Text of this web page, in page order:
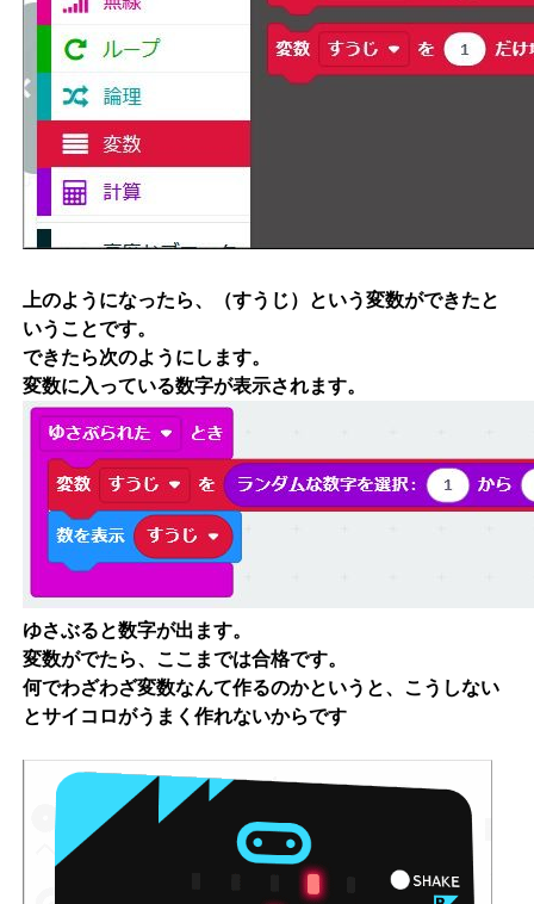
上のようになったら、（すうじ）という変数ができたと
いうことです。
できたら次のようにします。
変数に入っている数字が表示されます。
ゆさぶると数字が出ます。
変数がでたら、ここまでは合格です。
何でわざわざ変数なんて作るのかというと、こうしない
とサイコロがうまく作れないからです